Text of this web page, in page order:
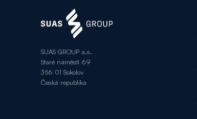
SUAS GROUP a.s.
Staré náměstí 69
356 01 Sokolov
Česká republika